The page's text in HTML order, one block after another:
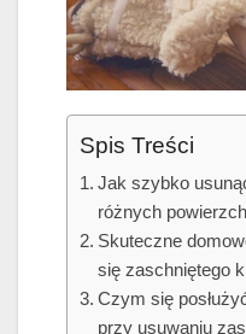
Spis Treści
Jak szybko
różnych
Skuteczne
się zaschniętego
Czym się
przy usuwaniu